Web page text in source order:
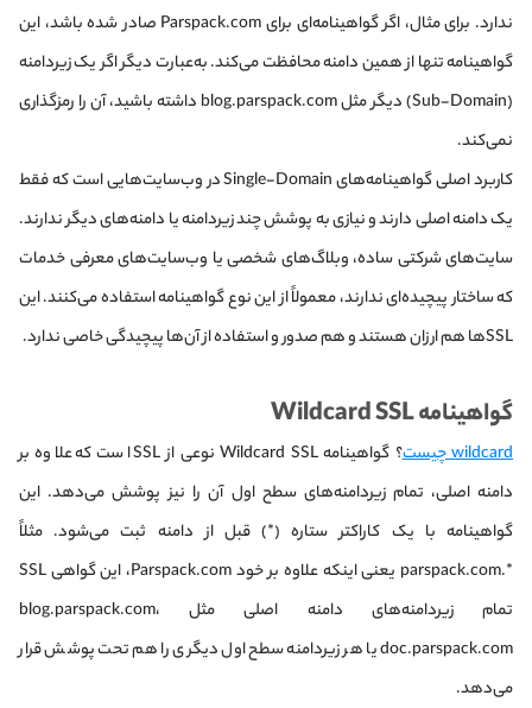
ندارد. برای مثال، اگر گواهینامه‌ای برای Parspack.com صادر شده باشد، این
گواهینامه تنها از همین دامنه محافظت می‌کند. به‌عبارت دیگر اگر یک زیردامنه
(Sub-Domain) دیگر مثل blog.parspack.com داشته باشید، آن را رمزگذاری
نمی‌کند.
کاربرد اصلی گواهینامه‌های Single-Domain در وب‌سایت‌هایی است که فقط
یک دامنه اصلی دارند و نیازی به پوشش چند زیردامنه یا دامنه‌های دیگر ندارند.
سایت‌های شرکتی ساده، وبلاگ‌های شخصی یا وب‌سایت‌های معرفی خدمات
که ساختار پیچیده‌ای ندارند، معمولاً از این نوع گواهینامه استفاده می‌کنند. این
SSL‌ها هم ارزان هستند و هم صدور و استفاده از آن‌ها پیچیدگی خاصی ندارد.
گواهینامه Wildcard SSL
wildcard چیست
؟ گواهینامه Wildcard SSL نوعی از SSL است که علاوه بر
دامنه اصلی، تمام زیردامنه‌های سطح اول آن را نیز پوشش می‌دهد. این
گواهینامه با یک کاراکتر ستاره (*) قبل از دامنه ثبت می‌شود. مثلاً
*.parspack.com یعنی اینکه علاوه بر خود Parspack.com، این گواهی SSL
تمام زیردامنه‌های دامنه اصلی مثل blog.parspack.com،
doc.parspack.com یا هر زیردامنه سطح اول دیگری را هم تحت پوشش قرار
می‌دهد.